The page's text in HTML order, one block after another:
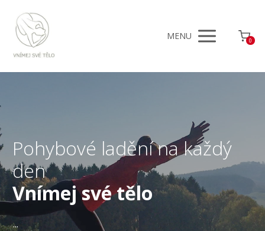
MENU 0
Pohybové ladění na každý
den
Vnímej své tělo
...